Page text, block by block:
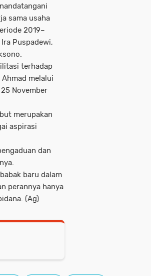
sama usaha
2019–
Puspadewi,
terhadap
melalui
November
merupakan
aspirasi
dan
baru dalam
perannya hanya
(Ag)